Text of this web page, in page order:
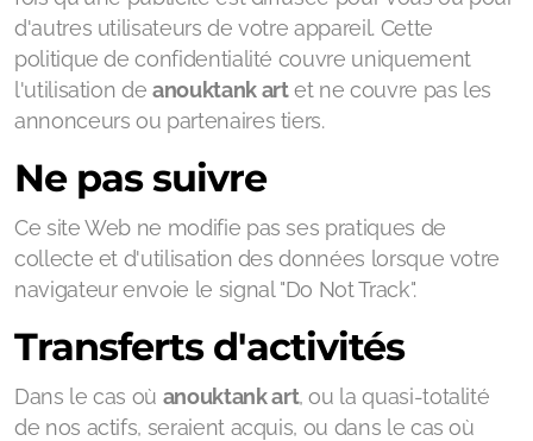
d'autres utilisateurs de votre appareil. Cette
politique de confidentialité couvre uniquement
l'utilisation deanouktank artet ne couvre pas les
annonceurs ou partenaires tiers.
Ne pas suivre
Ce site Web ne modifie pas ses pratiques de
collecte et d'utilisation des données lorsque votre
navigateur envoie le signal "Do Not Track".
Transferts d'activités
Dans le cas où anouktank art, ou la quasi-totalité
de nos actifs, seraient acquis, ou dans le cas où